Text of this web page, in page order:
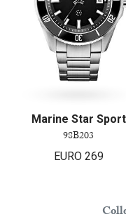
Marine Star Sport
98B203
EURO 269